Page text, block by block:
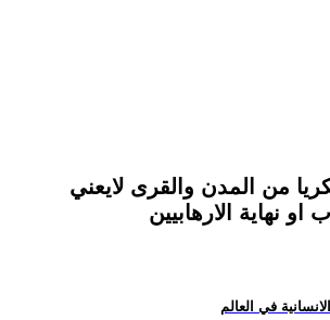
من المدن والقرى لايعني
او نهاية الارهابيين
في العالم